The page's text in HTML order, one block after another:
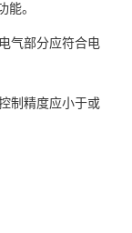
。
气部分应符合电
制精度应小于或